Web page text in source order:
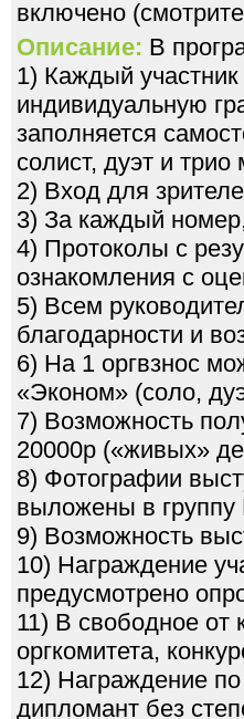
включено
Описание: В
1) Каждый
индивидуальную
заполняется
солист, дуэт и
2) Вход для
3) За каждый
4) Протоколы с
ознакомления с
5) Всем
благодарности и
6) На 1 оргвзнос
«Эконом» (соло,
7) Возможность
20000р («живых»
8) Фотографии
выложены в группу
9) Возможность
10) Награждение
предусмотрено
11) В свободное
оргкомитета,
12) Награждение
дипломант без